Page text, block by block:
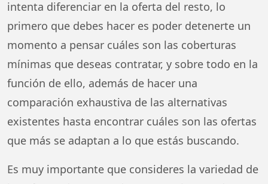
intenta diferenciar en la oferta del resto, lo
primero que debes hacer es poder detenerte un
momento a pensar cuáles son las coberturas
mínimas que deseas contratar, y sobre todo en la
función de ello, además de hacer una
comparación exhaustiva de las alternativas
existentes hasta encontrar cuáles son las ofertas
que más se adaptan a lo que estás buscando.
Es muy importante que consideres la variedad de